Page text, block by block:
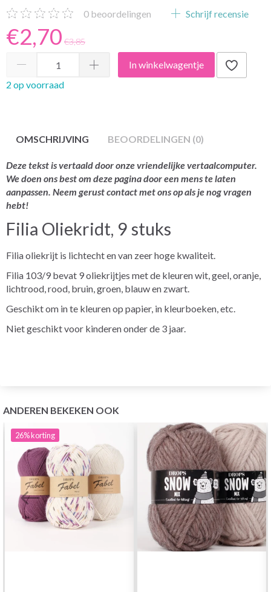
0 beoordelingen Schrijf recensie
€2,70 €3,85
In winkelwagentje
2 op voorraad
OMSCHRIJVING BEOORDELINGEN (0)
Deze tekst is vertaald door onze vriendelijke vertaalcomputer.
We doen ons best om deze pagina door een mens te laten
aanpassen. Neem gerust contact met ons op als je nog vragen
hebt!
Filia Oliekridt, 9 stuks
Filia oliekrijt is lichtecht en van zeer hoge kwaliteit.
Filia 103/9 bevat 9 oliekrijtjes met de kleuren wit, geel, oranje,
lichtrood, rood, bruin, groen, blauw en zwart.
Geschikt om in te kleuren op papier, in kleurboeken, etc.
Niet geschikt voor kinderen onder de 3 jaar.
ANDEREN BEKEKEN OOK
26%korting